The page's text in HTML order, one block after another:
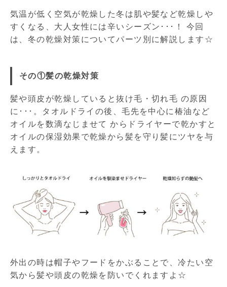
気温が低く空気が乾燥した冬は肌や髪など乾燥しや
すくなる、大人女性には辛いシーズン･･･！ 今回
は、冬の乾燥対策についてパーツ別に解説します☆
その①髪の乾燥対策
髪や頭皮が乾燥していると抜け毛・切れ毛 の原因
に･･･。タオルドライの後、毛先を中心に椿油など
オイルを数滴なじませて からドライヤーで乾かすと
オイルの保湿効果で乾燥から髪を守り髪にツヤを与
えます。
外出の時は帽子やフードをかぶることで、冷たい空
気から髪や頭皮の乾燥を防いでくれますよ☆